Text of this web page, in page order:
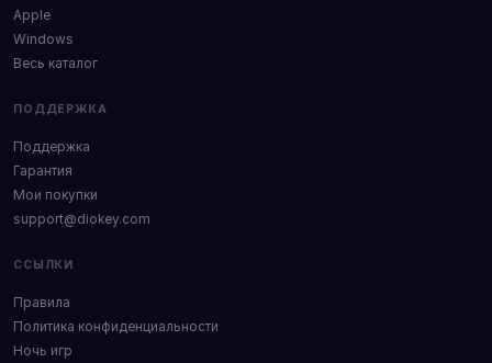
Apple
Windows
Весь каталог
ПОДДЕРЖКА
Поддержка
Гарантия
Мои покупки
support@diokey.com
ССЫЛКИ
Правила
Политика конфиденциальности
Ночь игр